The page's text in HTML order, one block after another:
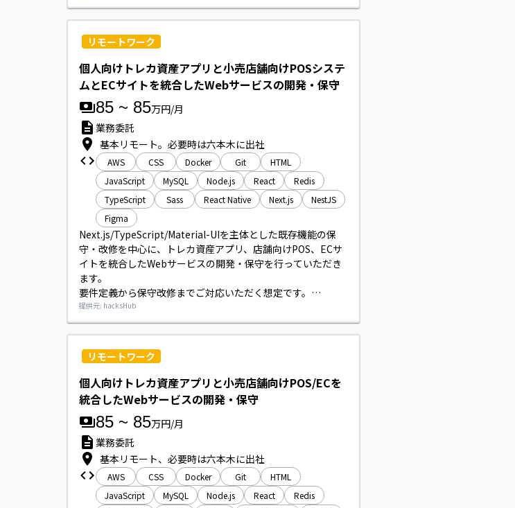
また、エンジニア3名程度のタスク管理、コードレビュー、テ
スト設計といったチームリーダー業務も並行してご担当いた
だきます。
リモートワーク
個人向けトレカ資産アプリと小売店舗向けPOSシステ
ムとECサイトを統合したWebサービスの開発・保守
85 ~ 85万円/月
業務委託
基本リモート。必要時は六本木に出社
AWS CSS Docker Git
HTML
JavaScript
MySQL Node.js React
Redis
TypeScript
Sass React Native Next.js
NestJS
Figma
Next.js/TypeScript/Material-UIを主体とした既存機能の保
守・改修を中心に、トレカ資産アプリ、店舗向けPOS、ECサ
イトを統合したWebサービスの開発・保守を行っていただき
ます。
要件定義から保守改修までご対応いただく想定です。
開発環境はTypeScript／React／Next.js、バックエンドに
NestJs、インフラはAWSを利用しております。
提供元: hacksHub
リモートワーク
個人向けトレカ資産アプリと小売店舗向けPOS/ECを
統合したWebサービスの開発・保守
85 ~ 85万円/月
業務委託
基本リモート、必要時は六本木に出社
AWS CSS Docker Git
HTML
JavaScript
MySQL Node.js React
Redis